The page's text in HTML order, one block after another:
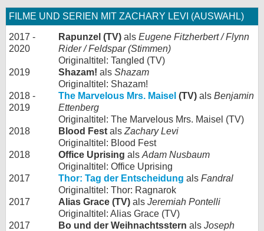
FILME UND SERIEN MIT ZACHARY LEVI (AUSWAHL)
2017 -
2020
Rapunzel (TV) als Eugene Fitzherbert / Flynn
Rider / Feldspar (Stimmen)
Originaltitel: Tangled (TV)
2019
Shazam! als Shazam
Originaltitel: Shazam!
2018 -
2019
The Marvelous Mrs. Maisel (TV) als Benjamin
Ettenberg
Originaltitel: The Marvelous Mrs. Maisel (TV)
2018
Blood Fest als Zachary Levi
Originaltitel: Blood Fest
2018
Office Uprising als Adam Nusbaum
Originaltitel: Office Uprising
2017
Thor: Tag der Entscheidung als Fandral
Originaltitel: Thor: Ragnarok
2017
Alias Grace (TV) als Jeremiah Pontelli
Originaltitel: Alias Grace (TV)
2017
Bo und der Weihnachtsstern als Joseph